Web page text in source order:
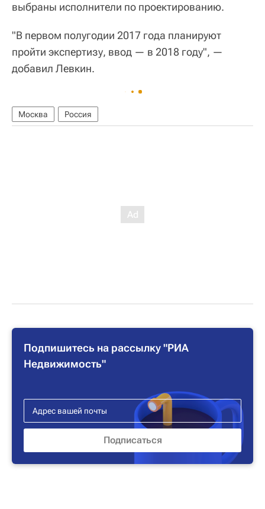
выбраны исполнители по проектированию.
"В первом полугодии 2017 года планируют
пройти экспертизу, ввод — в 2018 году", —
добавил Левкин.
Москва Россия
Подпишитесь на рассылку "РИА
Недвижимость"